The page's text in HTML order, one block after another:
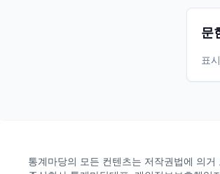
문
표
통계마당의 모든 컨텐츠는 저작권법에 의거